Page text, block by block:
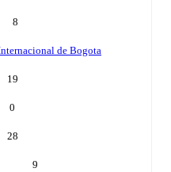
8
de Bogota
19
0
28
9